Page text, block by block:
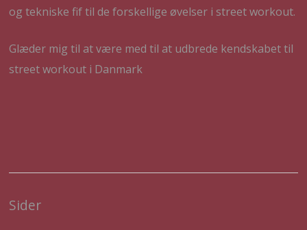
og tekniske fif til de forskellige øvelser i street workout.
Glæder mig til at være med til at udbrede kendskabet til
street workout i Danmark
Sider